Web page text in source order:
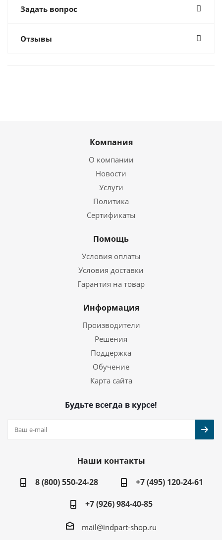
Задать вопрос
Отзывы
Компания
О компании
Новости
Услуги
Политика
Сертификаты
Помощь
Условия оплаты
Условия доставки
Гарантия на товар
Информация
Производители
Решения
Поддержка
Обучение
Карта сайта
Будьте всегда в курсе!
Наши контакты
8 (800) 550-24-28
+7 (495) 120-24-61
+7 (926) 984-40-85
mail@indpart-shop.ru